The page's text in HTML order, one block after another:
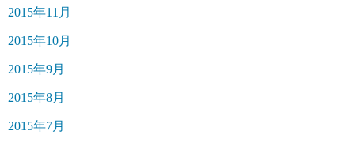
2015年11月
2015年10月
2015年9月
2015年8月
2015年7月